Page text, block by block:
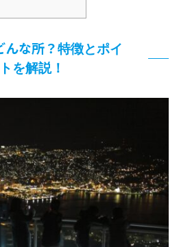
な所？特徴とポイ
を解説！